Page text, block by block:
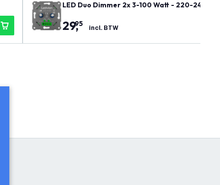
LED Duo Dimmer 2x 3-100 Watt - 220-240V -
29,
95 incl. BTW